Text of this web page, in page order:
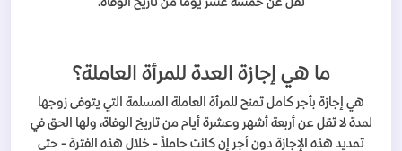
تقل عن خمسة عشر يومًا من تاريخ الوفاة.
ما هي إجازة العدة للمرأة العاملة؟
هي إجازة بأجر كامل تمنح للمرأة العاملة المسلمة التي يتوفى زوجها
لمدة لا تقل عن أربعة أشهر وعشرة أيام من تاريخ الوفاة، ولها الحق في
تمديد هذه الإجازة دون أجر إن كانت حاملاً - خلال هذه الفترة - حتى